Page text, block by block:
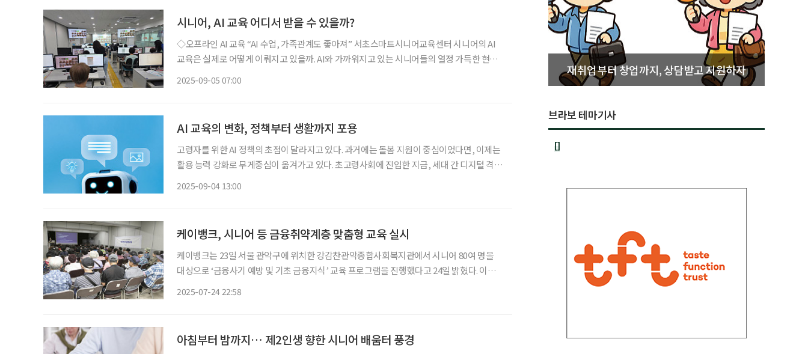
시니어, AI 교육 어디서 받을 수 있을까?
◇오프라인 AI 교육 “AI 수업, 가족관계도 좋아져” 서초스마트시니어교육센터 시니어의 AI
교육은 실제로 어떻게 이뤄지고 있을까. AI와 가까워지고 있는 시니어들의 열정 가득한 현장
2025-09-05 07:00
AI 교육의 변화, 정책부터 생활까지 포용
고령자를 위한 AI 정책의 초점이 달라지고 있다. 과거에는 돌봄 지원이 중심이었다면, 이제는
활용 능력 강화로 무게중심이 옮겨가고 있다. 초고령사회에 진입한 지금, 세대 간 디지털 격차
2025-09-04 13:00
케이뱅크, 시니어 등 금융취약계층 맞춤형 교육 실시
케이뱅크는 23일 서울 관악구에 위치한 강감찬관악종합사회복지관에서 시니어 80여 명을
대상으로 ‘금융사기 예방 및 기초 금융지식’ 교육 프로그램을 진행했다고 24일 밝혔다. 이번
2025-07-24 22:58
아침부터 밤까지… 제2인생 향한 시니어 배움터 풍경
재취업부터 창업까지, 상담받고 지원하자
브라보 테마기사
[]